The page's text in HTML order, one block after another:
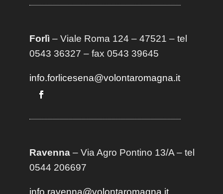
Forlì – Viale Roma 124 – 47521 – tel
0543 36327 – fax 0543 39645
info.forlicesena@volontaromagna.it
Ravenna– Via Agro Pontino 13/A– tel
0544 206697
info.ravenna@volontaromagna.it